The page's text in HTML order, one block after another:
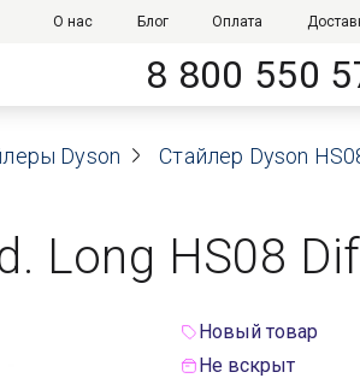
О нас Блог Оплата
8 800 550
Dyson Стайлер Dyson
Long HS08
Новый товар
Не вскрыт